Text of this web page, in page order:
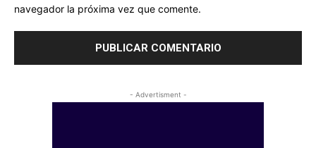
navegador la próxima vez que comente.
- Advertisment -